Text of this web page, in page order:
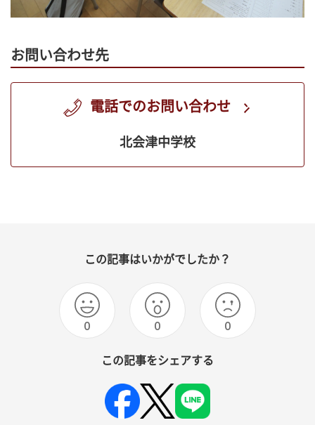
お問い合わせ先
電話でのお問い合わせ
北会津中学校
この記事はいかがでしたか？
0 0 0
この記事をシェアする